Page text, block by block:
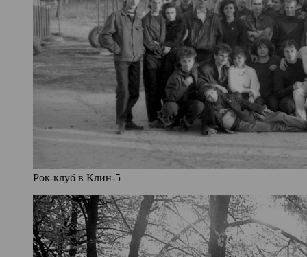
Рок-клуб в Клин-5